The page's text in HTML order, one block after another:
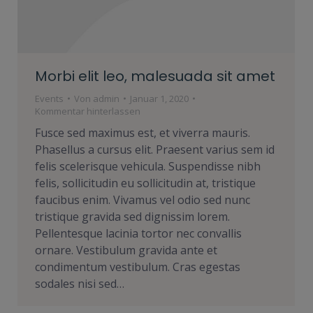
Morbi elit leo, malesuada sit amet
Events Von admin
Januar 1, 2020
Kommentar hinterlassen
Fusce sed maximus est, et viverra mauris.
Phasellus a cursus elit. Praesent varius sem id
felis scelerisque vehicula. Suspendisse nibh
felis, sollicitudin eu sollicitudin at, tristique
faucibus enim. Vivamus vel odio sed nunc
tristique gravida sed dignissim lorem.
Pellentesque lacinia tortor nec convallis
ornare. Vestibulum gravida ante et
condimentum vestibulum. Cras egestas
sodales nisi sed…